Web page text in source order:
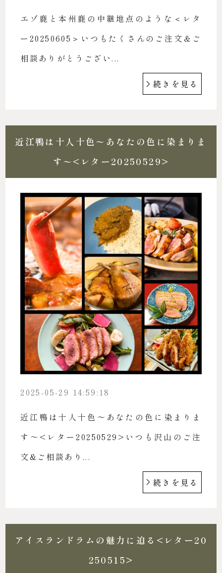
エゾ鹿と本州鹿の中継地点のような＜レタ
ー20250605＞いつもたくさんのご注文＆ご
相談ありがとうござい...
続きを見る
近江鴨は十人十色〜あなたの色に染まりま
す〜<レター20250529>
2025-05-29 14:59:18
近江鴨は十人十色〜あなたの色に染まりま
す〜<レター20250529>いつも沢山のご注
文&ご相談あり...
続きを見る
アイスランドラムの魅力に迫る<レター20
250515>